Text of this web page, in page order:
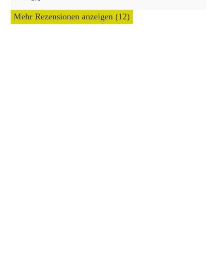
Mehr Rezensionen anzeigen (12)